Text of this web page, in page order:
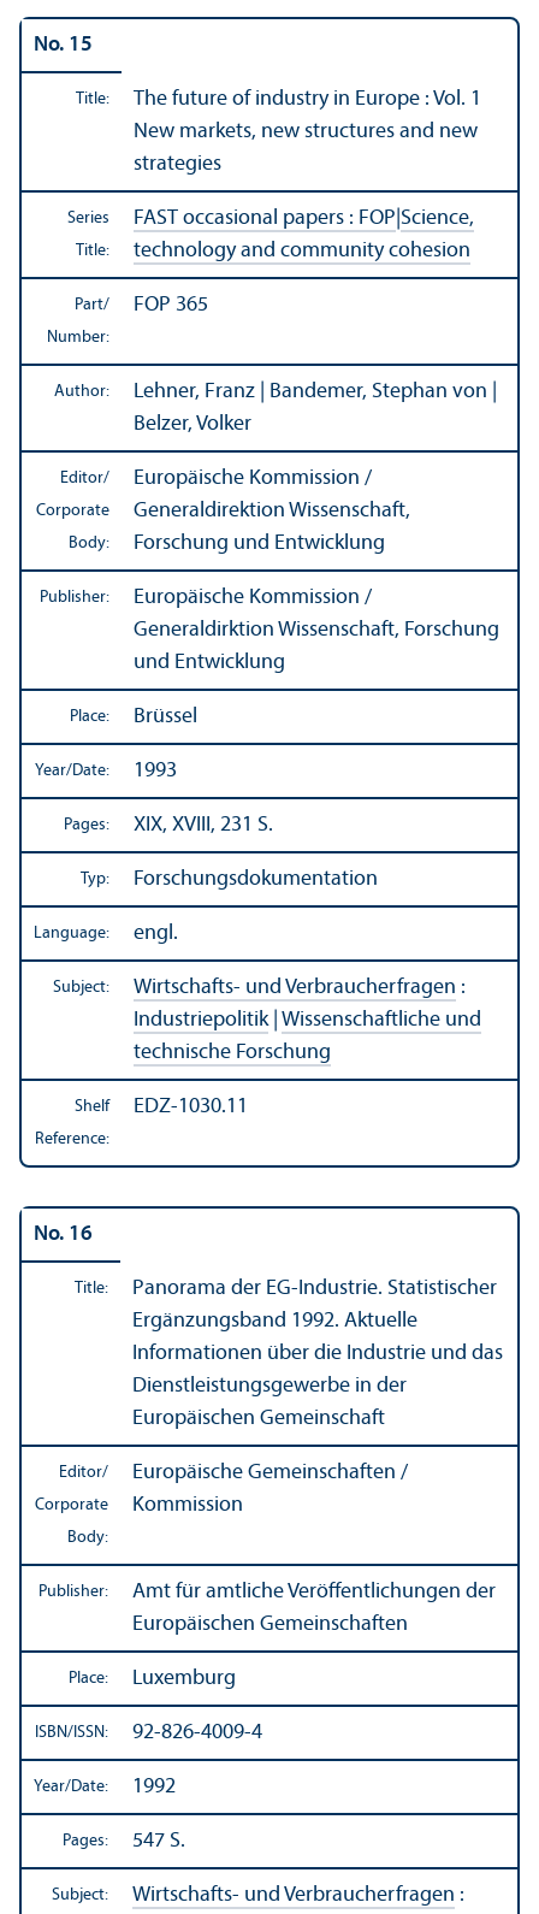
No. 15
Title:
The future of industry in Europe : Vol. 1
New markets, new structures and new
strategies
Series
Title:
FAST occasional papers : FOP Science,
technology and community cohesion
Part/
Number:
FOP 365
Author:
Lehner, Franz | Bandemer, Stephan von |
Belzer, Volker
Editor/
Corporate
Body:
Europäische Kommission /
Generaldirektion Wissenschaft,
Forschung und Entwicklung
Publisher:
Europäische Kommission /
Generaldirktion Wissenschaft, Forschung
und Entwicklung
Place: Brüssel
Year/Date: 1993
Pages: XIX, XVIII, 231 S.
Typ: Forschungsdokumentation
Language: engl.
Subject: Wirtschafts- und Verbraucherfragen :
Industriepolitik| Wissenschaftliche und
technische Forschung
Shelf
Reference:
EDZ-1030.11
No. 16
Title:
Panorama der EG-Industrie. Statistischer
Ergänzungsband 1992. Aktuelle
Informationen über die Industrie und das
Dienstleistungsgewerbe in der
Europäischen Gemeinschaft
Editor/
Corporate
Body:
Europäische Gemeinschaften /
Kommission
Publisher:
Amt für amtliche Veröffentlichungen der
Europäischen Gemeinschaften
Place: Luxemburg
ISBN/ISSN: 92-826-4009-4
Year/Date: 1992
Pages: 547 S.
Subject: Wirtschafts- und Verbraucherfragen :